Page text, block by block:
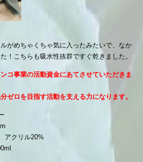
がめちゃくちゃ気に入ったみたいで、 なか
！ こちらも吸水性抜群ですぐ乾きました。
コ事業の活動資金にあてさせていただきま
ゼロを目指す活動を支える力になります。
アクリル20%